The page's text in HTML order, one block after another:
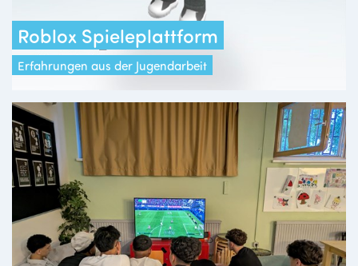
Roblox Spieleplattform
Erfahrungen aus der Jugendarbeit